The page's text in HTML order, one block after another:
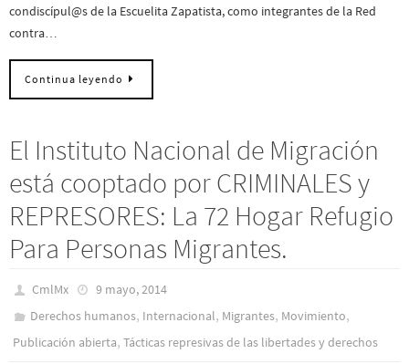
condiscípul@s de la Escuelita Zapatista, como integrantes de la Red
contra…
Continua leyendo
El Instituto Nacional de Migración
está cooptado por CRIMINALES y
REPRESORES: La 72 Hogar Refugio
Para Personas Migrantes.
CmlMx
9 mayo, 2014
Derechos humanos, Internacional, Migrantes, Movimiento,
Publicación abierta, Tácticas represivas de las libertades y derechos